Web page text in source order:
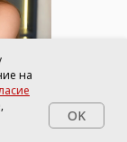
на
OK